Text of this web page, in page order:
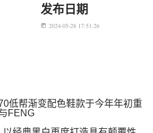
发布日期
today 2024-05-28 17:51:26
低帮渐变配色鞋款于今年年初重
FENG